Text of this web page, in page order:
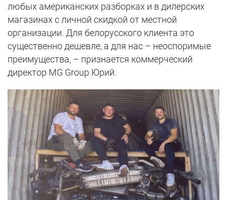
любых американских разборках и в дилерских
магазинах с личной скидкой от местной
организации. Для белорусского клиента это
существенно дешевле, а для нас – неоспоримые
преимущества, – признается коммерческий
директор MG Group Юрий.